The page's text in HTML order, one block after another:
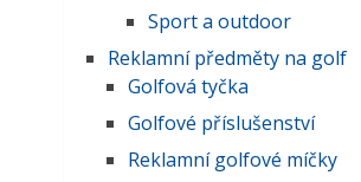
Sport a outdoor
Reklamní předměty na golf
Golfová tyčka
Golfové příslušenství
Reklamní golfové míčky